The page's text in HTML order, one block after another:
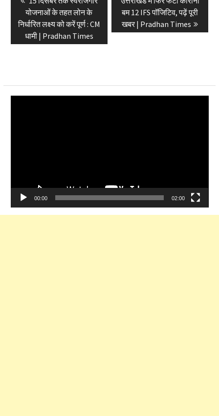
navigation
post:
योजनाओं के तहत लोन के
निर्धारित लक्ष्य को करें पूर्ण : CM
धामी | Pradhan Times
post:
बम 12 IFS पॉजिटिव, पढ़ें पूरी
खबर | Pradhan Times
00:00 02:00